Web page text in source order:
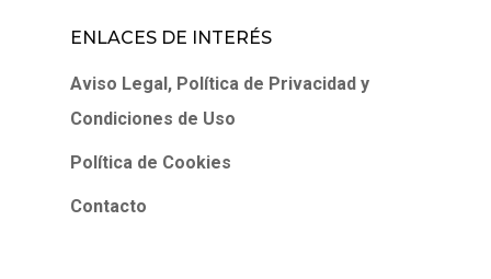
ENLACES DE INTERÉS
Aviso Legal, Política de Privacidad y
Condiciones de Uso
Política de Cookies
Contacto